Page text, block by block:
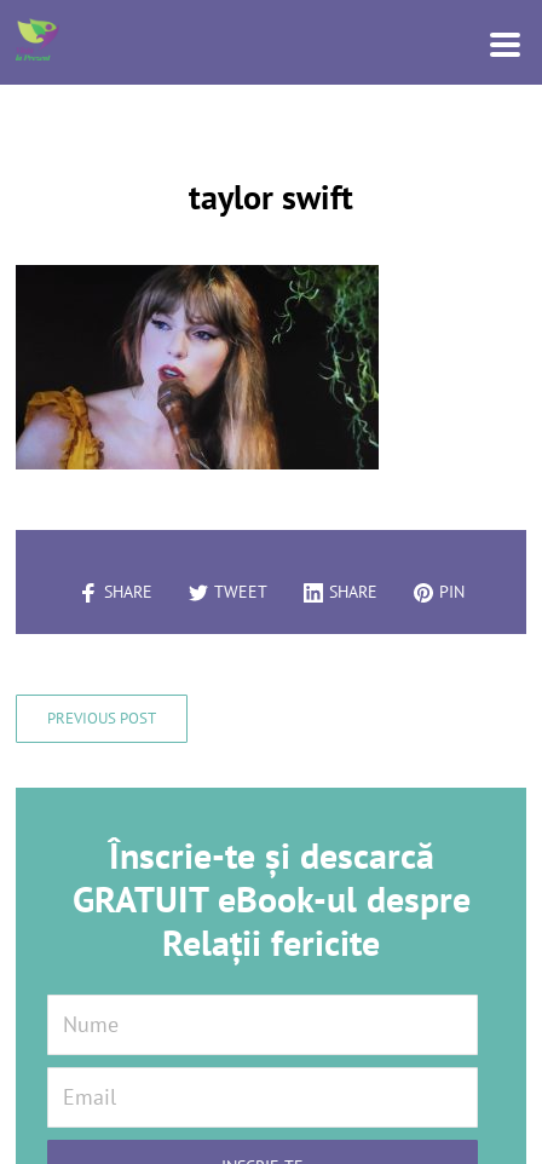
taylor swift
SHARE TWEET SHARE PIN
PREVIOUS POST
Înscrie-te și descarcă
GRATUIT eBook-ul despre
Relații fericite